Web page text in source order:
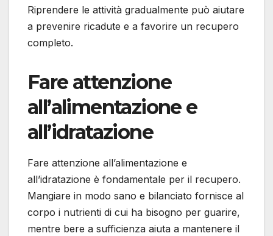
Riprendere le attività gradualmente può aiutare
a prevenire ricadute e a favorire un recupero
completo.
Fare attenzione
all’alimentazione e
all’idratazione
Fare attenzione all’alimentazione e
all’idratazione è fondamentale per il recupero.
Mangiare in modo sano e bilanciato fornisce al
corpo i nutrienti di cui ha bisogno per guarire,
mentre bere a sufficienza aiuta a mantenere il